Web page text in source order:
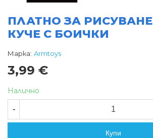
ПЛАТНО ЗА РИСУВАНЕ
КУЧЕ С БОИЧКИ
Марка: Armtoys
3,99 €
Налично
-
Купи